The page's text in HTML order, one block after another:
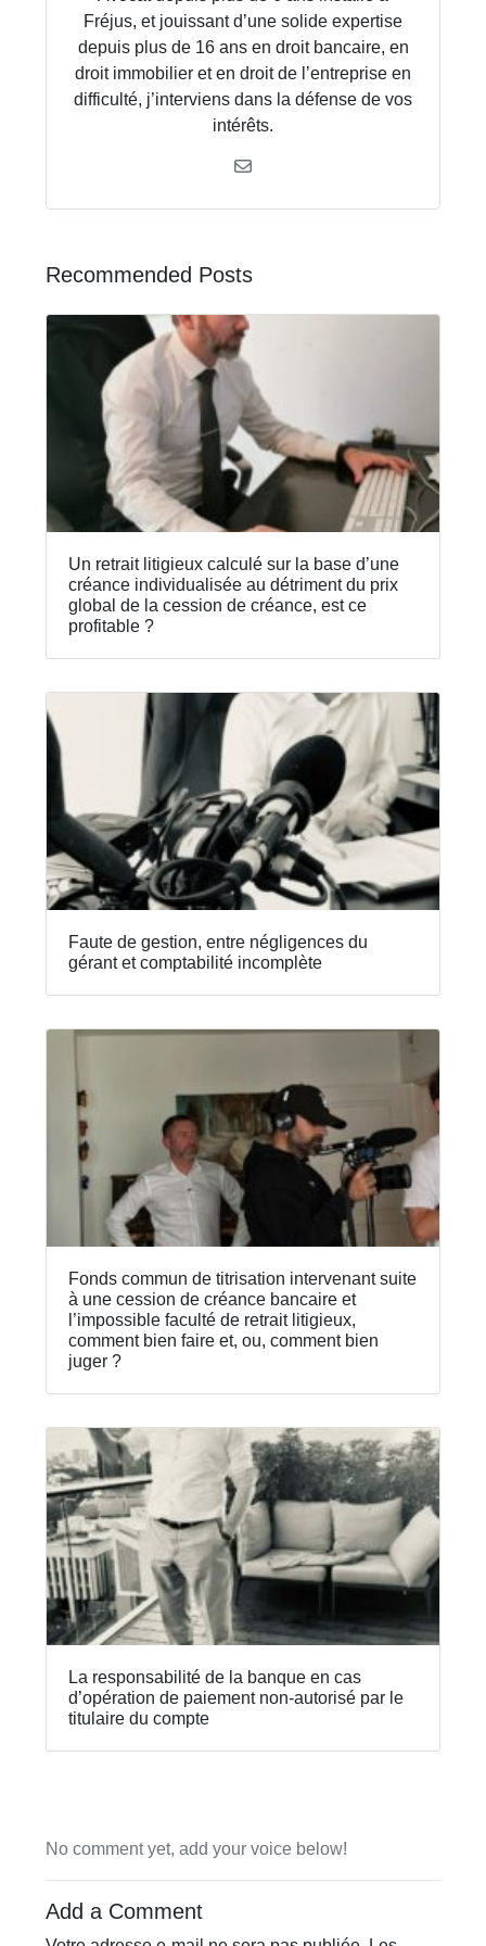
Fréjus, et jouissant d’une solide expertise
depuis plus de 16 ans en droit bancaire, en
droit immobilier et en droit de l’entreprise en
difficulté, j’interviens dans la défense de vos
intérêts.
Recommended Posts
Un retrait litigieux calculé sur la base d’une
créance individualisée au détriment du prix
global de la cession de créance, est ce
profitable ?
Faute de gestion, entre négligences du
gérant et comptabilité incomplète
Fonds commun de titrisation intervenant suite
à une cession de créance bancaire et
l’impossible faculté de retrait litigieux,
comment bien faire et, ou, comment bien
juger ?
La responsabilité de la banque en cas
d’opération de paiement non-autorisé par le
titulaire du compte
No comment yet, add your voice below!
Add a Comment